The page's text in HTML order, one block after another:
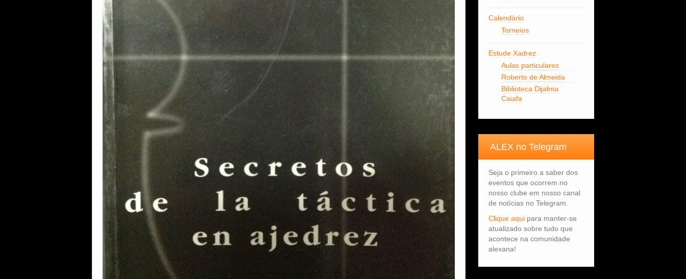
Calendário
Torneios
Estude Xadrez
Aulas particulares
Roberto de Almeida
Biblioteca Dijalma
Caiafa
ALEX no Telegram
Seja o primeiro a saber dos
eventos que ocorrem no
nosso clube em nosso canal
de notícias no Telegram.
Clique aquipara manter-se
atualizado sobre tudo que
acontece na comunidade
alexana!